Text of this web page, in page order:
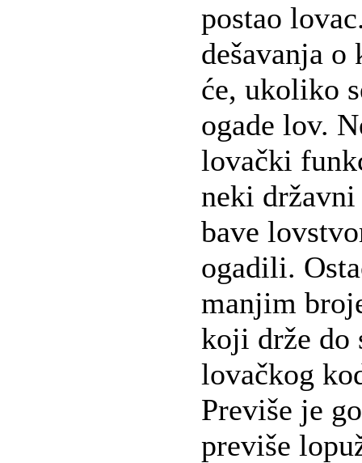
postao
dešavanja
će, ukoliko
ogade lov.
lovački
neki
bave
ogadili.
manjim
koji drže do
lovačkog
Previše je
previše